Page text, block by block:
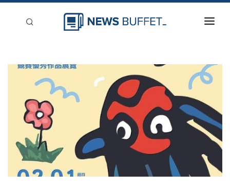
新聞稿分類
刊登